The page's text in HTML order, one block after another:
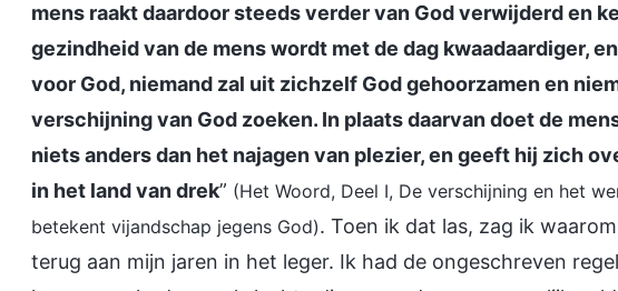
mens raakt daardoor steeds verder van God verwijderd en
gezindheid van de mens wordt met de dag kwaadaardiger,
voor God, niemand zal uit zichzelf God gehoorzamen en
verschijning van God zoeken. In plaats daarvan doet de
niets anders dan het najagen van plezier, en geeft hij zich
in het land van drek” (Het Woord, Deel I, De verschijning en het
betekent vijandschap jegens God). Toen ik dat las, zag ik
terug aan mijn jaren in het leger. Ik had de ongeschreven